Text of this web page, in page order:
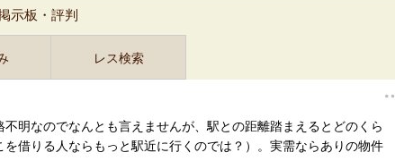
示板・評判
レス検索
明なのでなんとも言えませんが、駅との距離踏まえるとどのくら
借りる人ならもっと駅近に行くのでは？）。実需ならありの物件